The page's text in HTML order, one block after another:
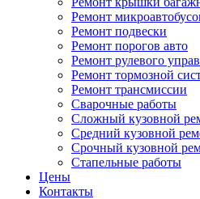
Ремонт
Ремонт подвески
Ремонт порогов авто
Ремонт рулевого
Ремонт тормозной
Ремонт трансмиссии
Сварочные работы
Сложный кузовной
Средний кузовной
Срочный кузовной
Стапельные работы
Цены
Контакты